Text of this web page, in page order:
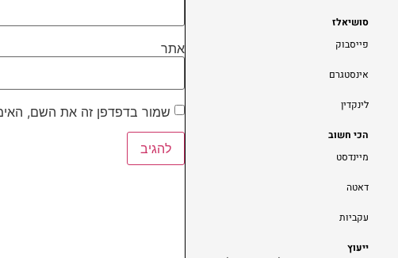
סושיאלז
פייסבוק
אינסטגרם
לינקדין
הכי חשוב
מיינדסט
דאטה
עקביות
ייעוץ
אתר
שמור בדפדפן זה את השם,